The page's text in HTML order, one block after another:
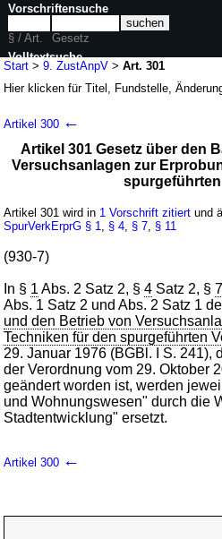
Start >9. ZustAnpV >Art. 301
Hier klicken fürTitel, Fundstelle,
ZustAnpV k.a.Abk.)
BGBl. I S. 2407, 2007 I
521 Änderungen | wird in 1168
Abschnitt 1 Anpassung von
Artikel 300 ←
Artikel 301 Gesetz über den
Versuchsanlagen zur
Artikel 301 wird in 1 Vorschrift zitiert und
SpurVerkErprG § 1 § 4 § 7 § 11
(930-7)
In § 1 Abs. 2 Satz 2, §4 Satz 2, §7
Abs. 1 Satz 2 und Abs. 2 Satz 1
und den Betrieb von
Techniken für den spurgeführten
29. Januar 1976 (BGBl. I S. 241),
der Verordnung vom 29. Oktober
geändert worden ist, werden
und Wohnungswesen" durch die
Stadtentwicklung" ersetzt.
Artikel 300 ←
Vorschriftensuche
§ / Art.
Gesetz
Volltextsuche
nur in 9. ZustAnpV